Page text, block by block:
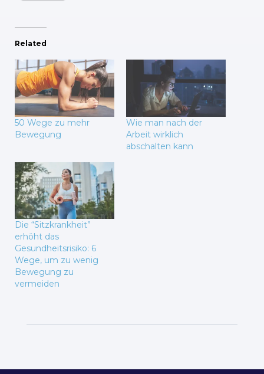
Related
50 Wege zu mehr
Bewegung
Wie man nach der
Arbeit wirklich
abschalten kann
Die “Sitzkrankheit”
erhöht das
Gesundheitsrisiko: 6
Wege, um zu wenig
Bewegung zu
vermeiden